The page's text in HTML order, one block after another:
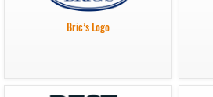
Bric’s Logo